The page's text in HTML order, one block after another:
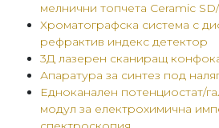
мелнични топчета Ceramic
Хроматографска система с
рефрактив индекс детектор
3Д лазерен сканиращ
Апаратура за синтез под
Едноканален потенциостат/
модул за електрохимична